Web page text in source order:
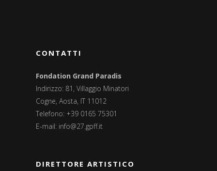
CONTATTI
Fondation Grand Paradis
Indirizzo: 81, Villaggio Minatori
Cogne, Aosta, IT 11012
Telefono: +39 0165 75301
E-mail: info@27.gpff.it
DIRETTORE ARTISTICO